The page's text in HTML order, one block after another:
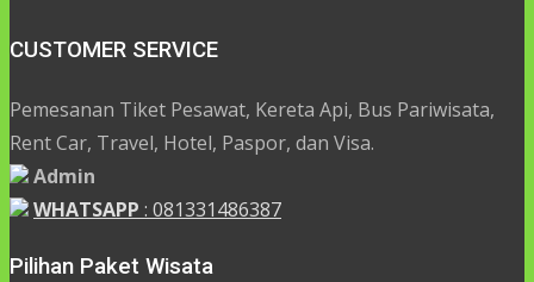
CUSTOMER SERVICE
Pemesanan Tiket Pesawat, Kereta Api, Bus Pariwisata,
Rent Car, Travel, Hotel, Paspor, dan Visa.
Admin
WHATSAPP : 081331486387
Pilihan Paket Wisata